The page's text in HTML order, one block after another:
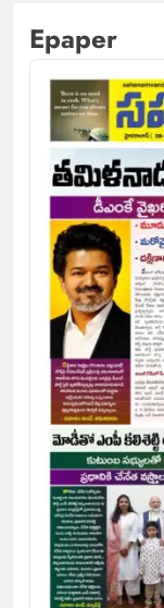
Epaper